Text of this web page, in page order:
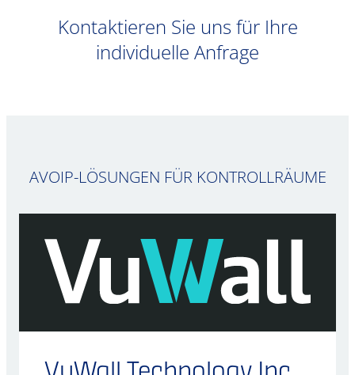
Kontaktieren Sie uns für Ihre
individuelle Anfrage
AVOIP-LÖSUNGEN FÜR KONTROLLRÄUME